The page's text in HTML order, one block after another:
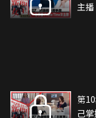
主播
第
己掌